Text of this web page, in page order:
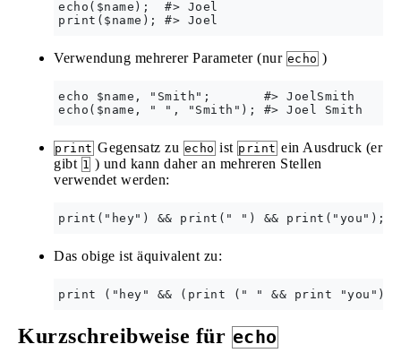
echo($name);  #> Joel
Verwendung mehrerer Parameter (nur echo )
echo $name, "Smith";       #> JoelSmith
print Gegensatz zu echo ist print ein Ausdruck (er
gibt 1 ) und kann daher an mehreren Stellen
verwendet werden:
Das obige ist äquivalent zu:
Kurzschreibweise für echo